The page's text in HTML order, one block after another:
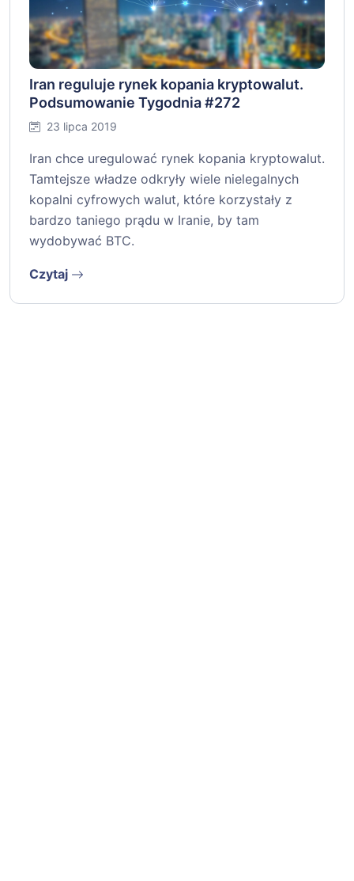
Iran reguluje rynek kopania kryptowalut.
Podsumowanie Tygodnia #272
23 lipca 2019
Iran chce uregulować rynek kopania kryptowalut.
Tamtejsze władze odkryły wiele nielegalnych
kopalni cyfrowych walut, które korzystały z
bardzo taniego prądu w Iranie, by tam
wydobywać BTC.
Czytaj